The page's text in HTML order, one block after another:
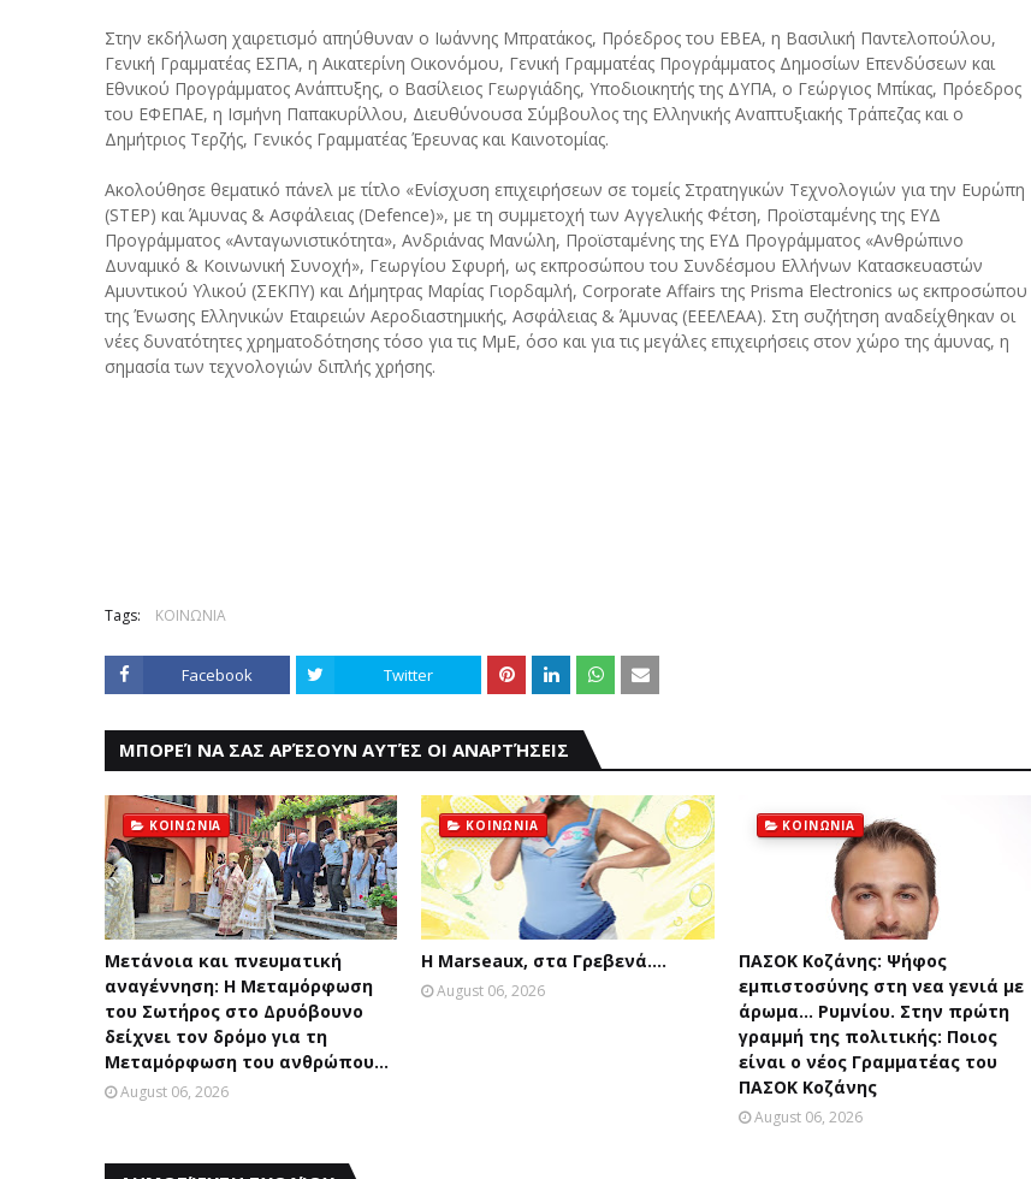
Στην εκδήλωση χαιρετισμό απηύθυναν ο Ιωάννης Μπρατάκος, Πρόεδρος του ΕΒΕΑ, η Βασιλική Παντελοπούλου,
Γενική Γραμματέας ΕΣΠΑ, η Αικατερίνη Οικονόμου, Γενική Γραμματέας Προγράμματος Δημοσίων Επενδύσεων και
Εθνικού Προγράμματος Ανάπτυξης, ο Βασίλειος Γεωργιάδης, Υποδιοικητής της ΔΥΠΑ, ο Γεώργιος Μπίκας, Πρόεδρος
του ΕΦΕΠΑΕ, η Ισμήνη Παπακυρίλλου, Διευθύνουσα Σύμβουλος της Ελληνικής Αναπτυξιακής Τράπεζας και ο
Δημήτριος Τερζής, Γενικός Γραμματέας Έρευνας και Καινοτομίας.
Ακολούθησε θεματικό πάνελ με τίτλο «Ενίσχυση επιχειρήσεων σε τομείς Στρατηγικών Τεχνολογιών για την Ευρώπη
(STEP) και Άμυνας & Ασφάλειας (Defence)», με τη συμμετοχή των Αγγελικής Φέτση, Προϊσταμένης της ΕΥΔ
Προγράμματος «Ανταγωνιστικότητα», Ανδριάνας Μανώλη, Προϊσταμένης της ΕΥΔ Προγράμματος «Ανθρώπινο
Δυναμικό & Κοινωνική Συνοχή», Γεωργίου Σφυρή, ως εκπροσώπου του Συνδέσμου Ελλήνων Κατασκευαστών
Αμυντικού Υλικού (ΣΕΚΠΥ) και Δήμητρας Μαρίας Γιορδαμλή, Corporate Affairs της Prisma Electronics ως εκπροσώπου
της Ένωσης Ελληνικών Εταιρειών Αεροδιαστημικής, Ασφάλειας & Άμυνας (ΕΕΕΛΕΑΑ). Στη συζήτηση αναδείχθηκαν οι
νέες δυνατότητες χρηματοδότησης τόσο για τις ΜμΕ, όσο και για τις μεγάλες επιχειρήσεις στον χώρο της άμυνας, η
σημασία των τεχνολογιών διπλής χρήσης.
Tags: ΚΟΙΝΩΝΙΑ
Facebook Twitter
ΜΠΟΡΕΊ ΝΑ ΣΑΣ ΑΡΈΣΟΥΝ ΑΥΤΈΣ ΟΙ ΑΝΑΡΤΉΣΕΙΣ
ΚΟΙΝΩΝΙΑ
Μετάνοια και πνευματική
αναγέννηση: Η Μεταμόρφωση
του Σωτήρος στο Δρυόβουνο
δείχνει τον δρόμο για τη
Μεταμόρφωση του ανθρώπου...
August 06, 2026
ΚΟΙΝΩΝΙΑ
Η Marseaux, στα Γρεβενά….
August 06, 2026
ΚΟΙΝΩΝΙΑ
ΠΑΣΟΚ Κοζάνης: Ψήφος
εμπιστοσύνης στη νεα γενιά με
άρωμα... Ρυμνίου. Στην πρώτη
γραμμή της πολιτικής: Ποιος
είναι ο νέος Γραμματέας του
ΠΑΣΟΚ Κοζάνης
August 06, 2026